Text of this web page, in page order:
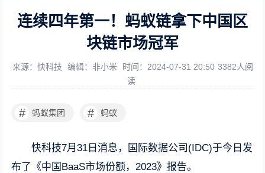
连续四年第一！蚂蚁链拿下中国区
块链市场冠军
来源：快科技 编辑：非小米 时间：2024-07-31 20:50 3382人阅
读
# 蚂蚁集团 # 蚂蚁
快科技7月31日消息，国际数据公司(IDC)于今日发
布了《中国BaaS市场份额，2023》报告。